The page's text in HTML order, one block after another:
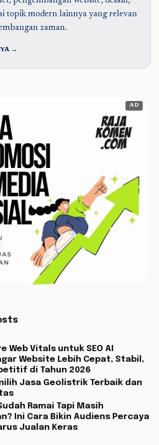
topik modern lainnya yang relevan
zaman.
→
AD
Web Vitals untuk SEO AI
Website Lebih Cepat, Stabil,
di Tahun 2026
Jasa Geolistrik Terbaik dan
Ramai Tapi Masih
Ini Cara Bikin Audiens Percaya
Jualan Keras